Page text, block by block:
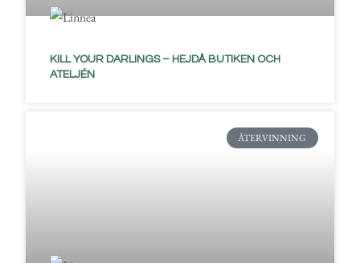
KILL YOUR DARLINGS – HEJDÅ BUTIKEN OCH
ATELJÉN
ÅTERVINNING